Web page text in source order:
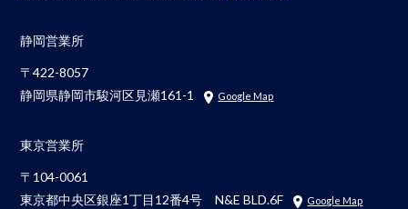
静岡営業所
〒422-8057
静岡県静岡市駿河区見瀬161-1
Google Map
東京営業所
〒104-0061
東京都中央区銀座1丁目12番4号 N&E BLD.6F
Google Map